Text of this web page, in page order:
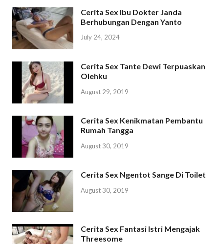
Cerita Sex Ibu Dokter Janda
Berhubungan Dengan Yanto
July 24, 2024
Cerita Sex Tante Dewi Terpuaskan
Olehku
August 29, 2019
Cerita Sex Kenikmatan Pembantu
Rumah Tangga
August 30, 2019
Cerita Sex Ngentot Sange Di Toilet
August 30, 2019
Cerita Sex Fantasi Istri Mengajak
Threesome